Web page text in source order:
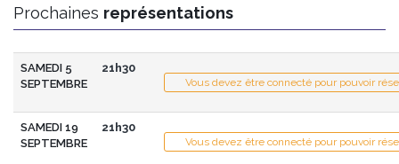
Prochaines représentations
SAMEDI 5
SEPTEMBRE
21h30
Vous devez être connecté pour pouvoir
SAMEDI 19
SEPTEMBRE
21h30
Vous devez être connecté pour pouvoir